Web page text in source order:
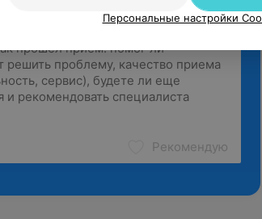
Рекомендую
Персональные настройки